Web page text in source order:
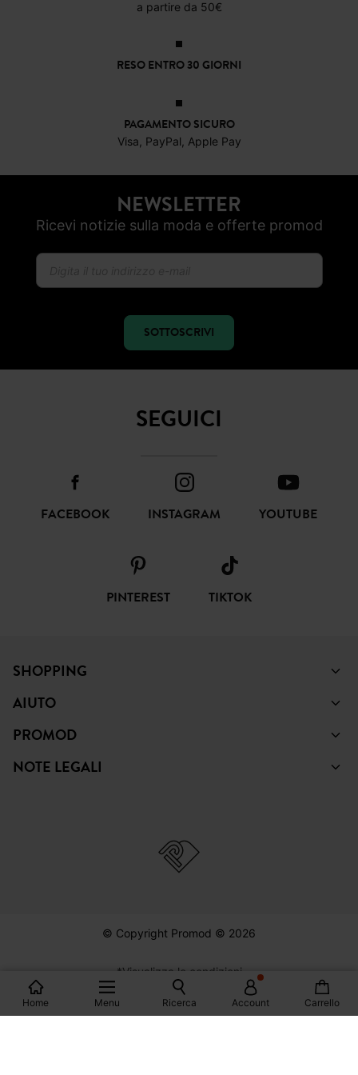
Home Menu Ricerca Account Carrello
CONSEGNA A DOMICILIO GRATIS
a partire da 50€
RESO ENTRO 30 GIORNI
PAGAMENTO SICURO
NEWSLETTER
SEGUICI
© Copyright Promod © 2026